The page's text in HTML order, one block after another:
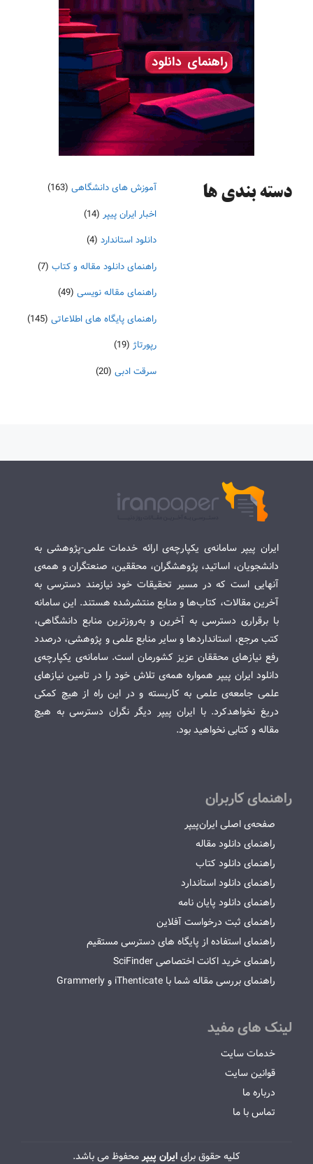
دسته‌ بندی ها آموزش های دانشگاهی (163)
اخبار ایران پیپر (14)
دانلود استاندارد (4)
راهنمای دانلود مقاله و کتاب (7)
راهنمای مقاله نویسی (49)
راهنمای پایگاه های اطلاعاتی (145)
رپورتاژ (19)
سرقت ادبی (20)
ایران پیپر سامانه‌ی یکپارچه‌ی ارائه خدمات علمی-پژوهشی به
دانشجویان، اساتید، پژوهشگران، محققین، صنعتگران و همه‌ی
آنهایی است که در مسیر تحقیقات خود نیازمند دسترسی به
آخرین مقالات، کتاب‌ها و منابع منتشرشده هستند. این سامانه
با برقراری دسترسی به آخرین و به‌روزترین منابع دانشگاهی،
کتب مرجع، استانداردها و سایر منابع علمی و پژوهشی، درصدد
رفع نیازهای محققان عزیز کشورمان است. سامانه‌ی یکپارچه‌ی
دانلود ایران پیپر همواره همه‌ی تلاش خود را در تامین نیازهای
علمی جامعه‌ی علمی به کاربسته و در این راه از هیچ کمکی
دریغ نخواهدکرد. با ایران پیپر دیگر نگران دسترسی به هیچ
مقاله و کتابی نخواهید بود.
راهنمای کاربران
صفحه‌ی اصلی ایران‌پیپر
راهنمای دانلود مقاله
راهنمای دانلود کتاب
راهنمای دانلود استاندارد
راهنمای دانلود پایان نامه
راهنمای ثبت درخواست آفلاین
راهنمای استفاده از پایگاه های دسترسی مستقیم
راهنمای خرید اکانت اختصاصی SciFinder
راهنمای بررسی مقاله شما با iThenticate و Grammerly
لینک های مفید
خدمات سایت
قوانین سایت
درباره ما
تماس با ما
کلیه حقوق برایایران پیپرمحفوظ می باشد.